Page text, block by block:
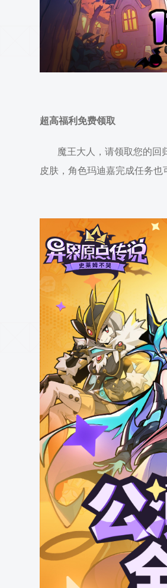
超高福利免费领取
魔王大人，请领取您的
皮肤，角色玛迪嘉完成任务